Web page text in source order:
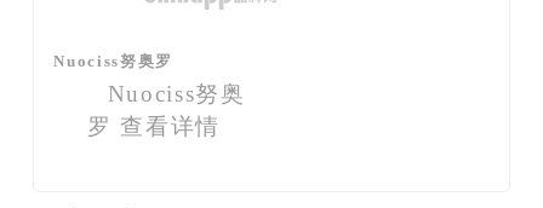
Nuociss努奥罗
Nuociss努奥
罗 查看详情